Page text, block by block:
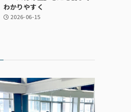
わかりやすく
2026-06-15